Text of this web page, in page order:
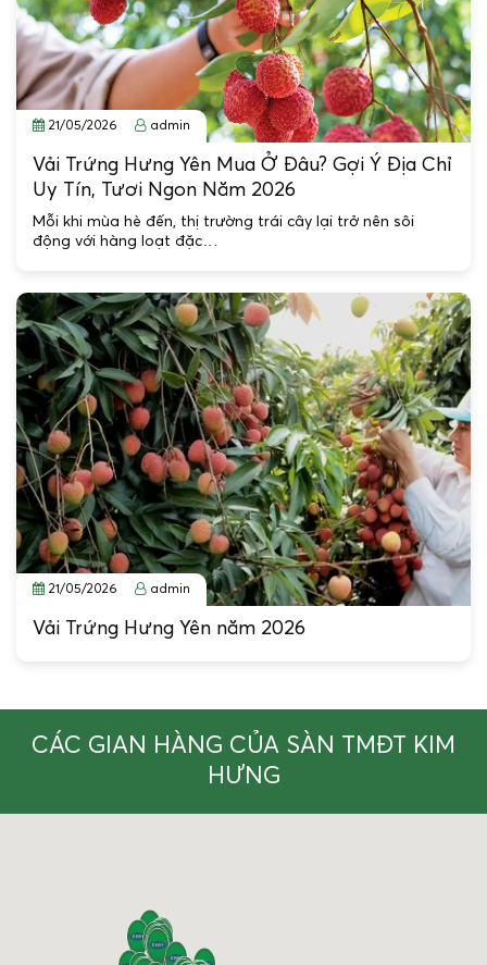
21/05/2026 admin
Vải Trứng Hưng Yên Mua Ở Đâu? Gợi Ý Địa Chỉ
Uy Tín, Tươi Ngon Năm 2026
Mỗi khi mùa hè đến, thị trường trái cây lại trở nên sôi
động với hàng loạt đặc…
21/05/2026 admin
Vải Trứng Hưng Yên năm 2026
CÁC GIAN HÀNG CỦA SÀN TMĐT KIM
HƯNG